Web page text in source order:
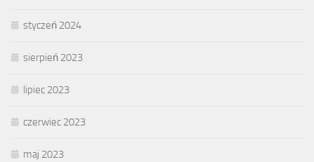
styczeń 2024
sierpień 2023
lipiec 2023
czerwiec 2023
maj 2023